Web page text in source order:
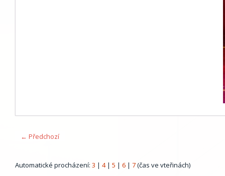
← Předchozí
Automatické procházení: 3 | 4| 5 | 6 | 7(čas ve vteřinách)